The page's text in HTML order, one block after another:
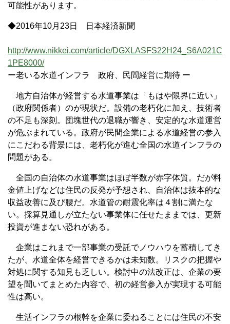
可能性があります。
◆2016年10月23日 日本経済新聞
http://www.nikkei.com/article/DGXLASFS22H24_S6A021C
1PE8000/
ー老いる水道インフラ 政府、民間経営に期待 ー
地方自治体が経営する水道事業は「もはや限界に近い」
（政府関係者）のが現状だ。設備の老朽化に加え、技術者
の不足も深刻。団塊世代の退職が響き、安定的な水道運営
が危ぶまれている。政府が民間企業による水道経営の参入
にこだわる背景には、老朽化が進む全国の水道インフラの
問題がある。
全国の自治体の水道事業はほぼ半数が赤字体質。だが料
金値上げなどは住民の反発が予想され、自治体は抜本的な
収益改善に及び腰だ。水道管の耐震化率は４割に満たな
い。採算見通しが立たない事業体に任せたままでは、更新
投資が進まない恐れがある。
企業はこれまで一部事業の受託でノウハウを蓄積してき
たが、水道全体を経営できるかは未知数。リスクの把握や
対処に関する知見も乏しい。検討中の法改正は、企業の要
望を聞いてまとめた内容で、初の経営参入が実現する可能
性は高い。
生活インフラの根幹を企業に委ねることには住民の不安